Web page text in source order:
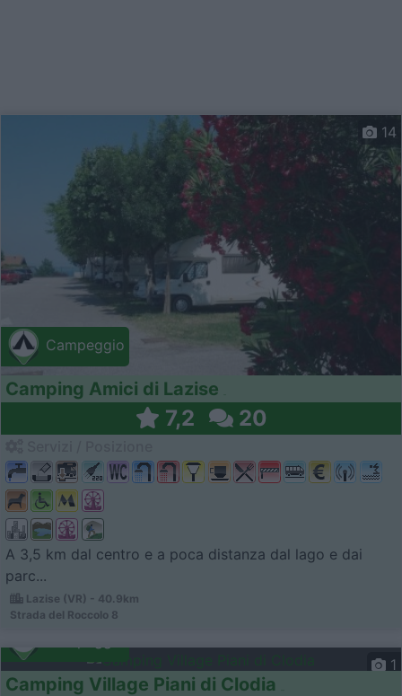
Campeggio
14
Camping Amici di Lazise
7,2 20
A 3,5 km dal centro e a poca distanza dal lago e dai
parc...
Lazise (VR) - 40.9km
Strada del Roccolo 8
1
Camping Village Piani di Clodia